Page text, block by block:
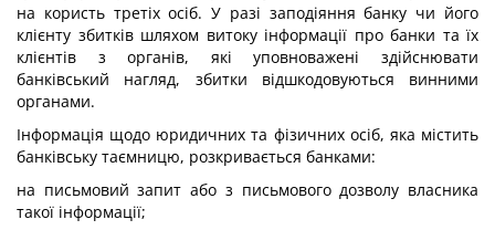
на користь третіх осіб. У разі заподіяння банку чи його
клієнту збитків шляхом витоку інформації про банки та їх
клієнтів з органів, які уповноважені здійснювати
банківський нагляд, збитки відшкодовуються винними
органами.
Інформація щодо юридичних та фізичних осіб, яка містить
банківську таємницю, розкривається банками:
на письмовий запит або з письмового дозволу власника
такої інформації;